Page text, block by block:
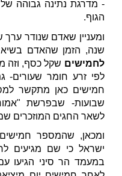
- מדרגת נתינה גבוהה
הגוף.
ומעניין שאדם שנודר ערך
שנה, הזמן שהאדם בשיא
לחמישים שקל כסף, וזה
לפי זרע חומר שעורים-
חמישים כאן מתקשר
שבועות- שבפרשת
לשאר החגים המוזכרים
ומכאן, שהמספר
ישראל כי שם מגיעים
במעמד הר סיני הגיעו